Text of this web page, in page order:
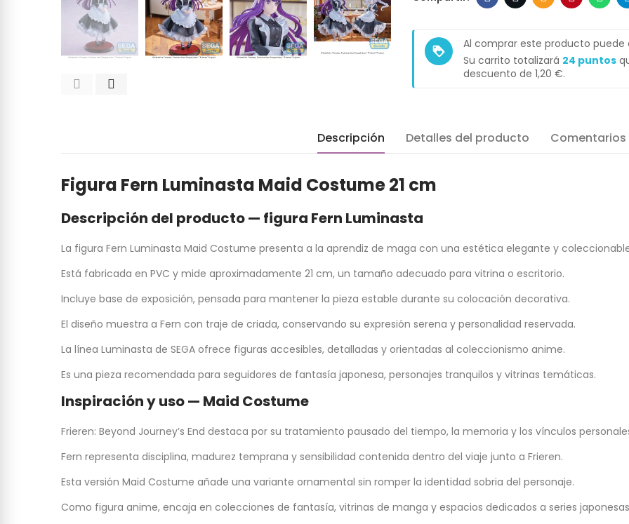
loyalty
Al comprar este producto
Su carrito totalizará 24 puntos
descuento de 1,20 €.
Descripción Detalles del producto Comentarios
Figura Fern Luminasta Maid Costume 21 cm
Descripción del producto — figura Fern Luminasta
La figura Fern Luminasta Maid Costume presenta a la aprendiz de maga con una estética elegante y
Está fabricada en PVC y mide aproximadamente 21 cm, un tamaño adecuado para vitrina o escritorio.
Incluye base de exposición, pensada para mantener la pieza estable durante su colocación decorativa.
El diseño muestra a Fern con traje de criada, conservando su expresión serena y personalidad reservada.
La línea Luminasta de SEGA ofrece figuras accesibles, detalladas y orientadas al coleccionismo anime.
Es una pieza recomendada para seguidores de fantasía japonesa, personajes tranquilos y vitrinas temáticas.
Inspiración y uso — Maid Costume
Frieren: Beyond Journey’s End destaca por su tratamiento pausado del tiempo, la memoria y los vínculos
Fern representa disciplina, madurez temprana y sensibilidad contenida dentro del viaje junto a Frieren.
Esta versión Maid Costume añade una variante ornamental sin romper la identidad sobria del personaje.
Como figura anime, encaja en colecciones de fantasía, vitrinas de manga y espacios dedicados a series